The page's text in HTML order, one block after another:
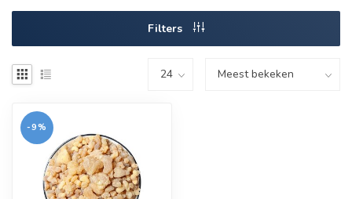
Filters
-9%